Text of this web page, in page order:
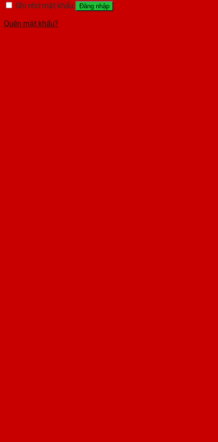
Ghi nhớ mật khẩu Đăng nhập
Quên mật khẩu?